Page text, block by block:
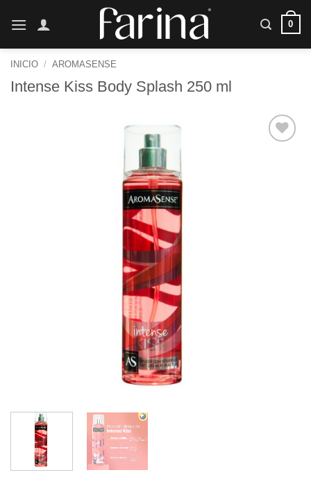
0
INICIO / AROMASENSE
Intense Kiss Body Splash 250 ml